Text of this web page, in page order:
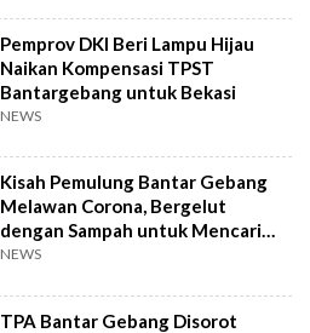
Pemprov DKI Beri Lampu Hijau
Naikan Kompensasi TPST
Bantargebang untuk Bekasi
NEWS
Kisah Pemulung Bantar Gebang
Melawan Corona, Bergelut
dengan Sampah untuk Mencari
Nafkah
NEWS
TPA Bantar Gebang Disorot